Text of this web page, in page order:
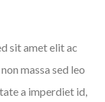
sit amet elit ac
massa sed leo
a imperdiet id,